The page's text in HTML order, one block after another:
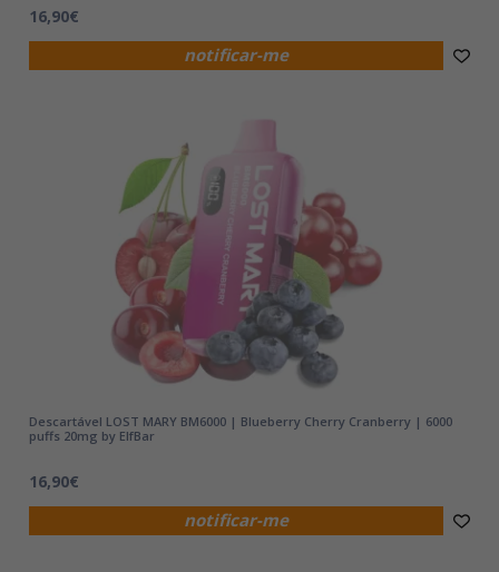
notificar-me
16,90€
notificar-me
Descartável LOST MARY BM6000 | Blueberry Cherry Cranberry | 6000
puffs 20mg by ElfBar
16,90€